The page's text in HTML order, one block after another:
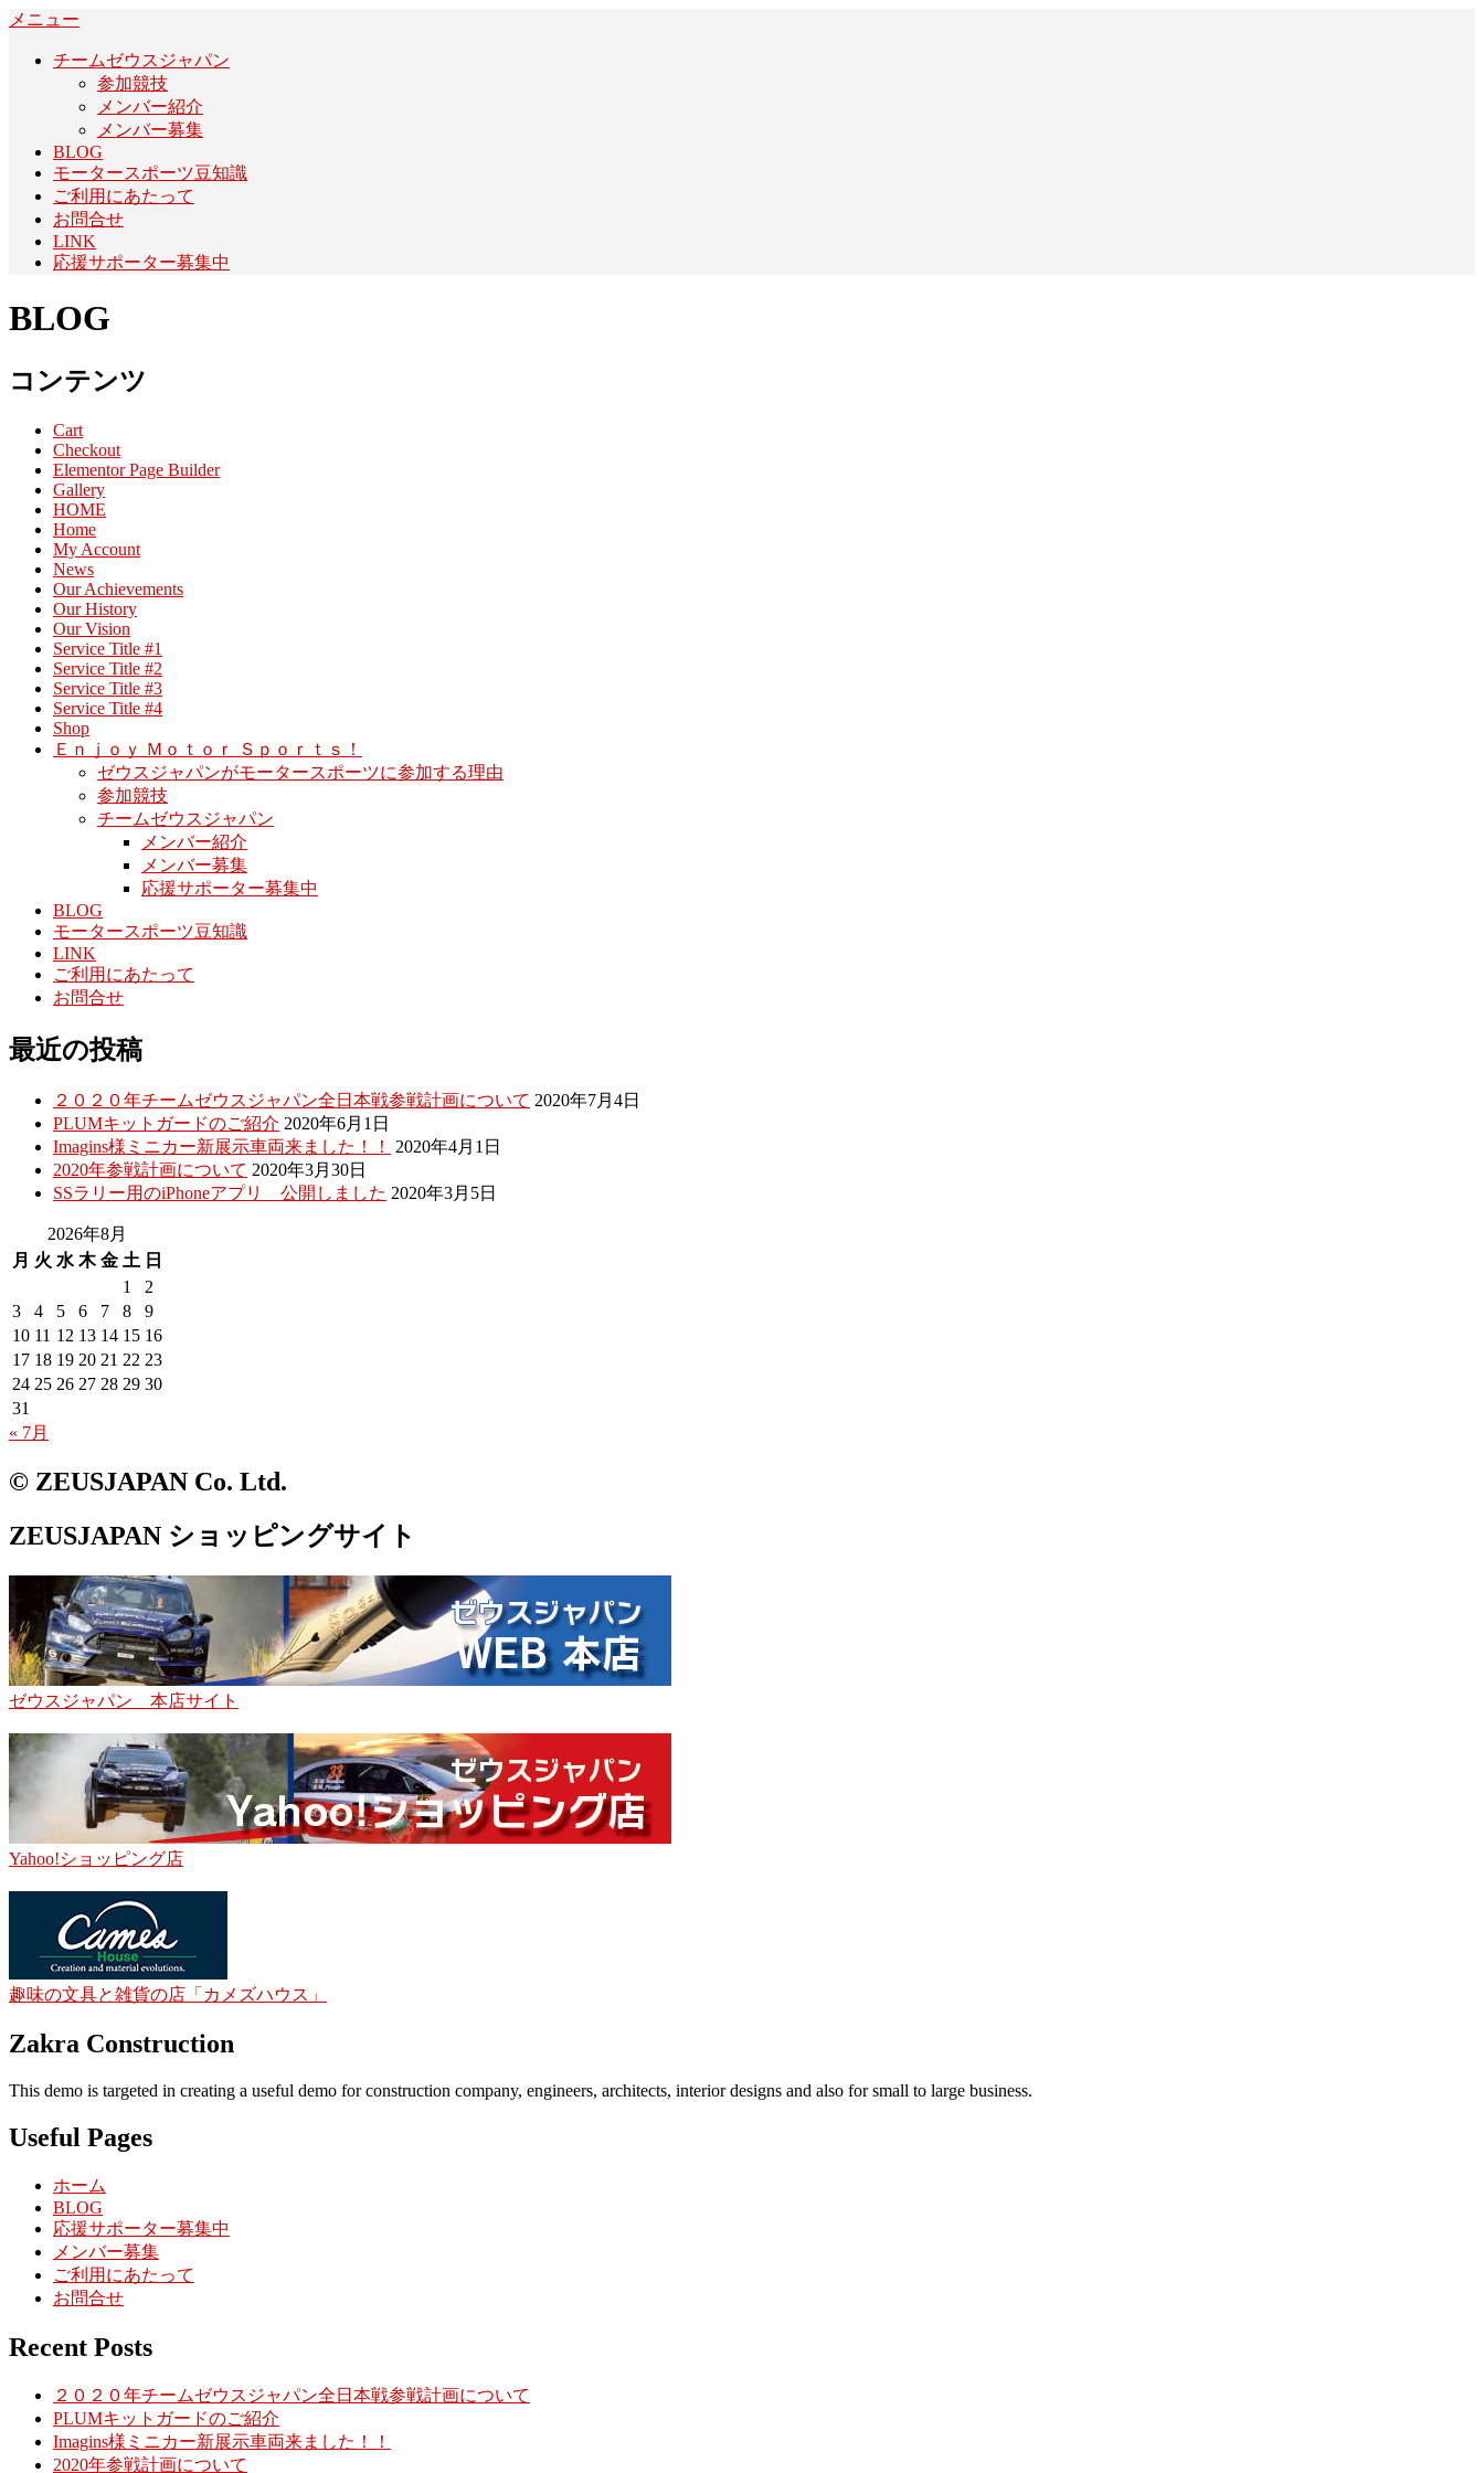
コ
メニュー
チームゼウスジャパン
参加競技
メンバー紹介
メンバー募集
BLOG
モータースポーツ豆知識
ご利用にあたって
お問合せ
LINK
応援サポーター募集中
BLOG
コンテンツ
Cart
Checkout
Elementor Page Builder
Gallery
HOME
Home
My Account
News
Our Achievements
Our History
Our Vision
Service Title #1
Service Title #2
Service Title #3
Service Title #4
Shop
Ｅｎｊｏｙ Ｍｏｔｏｒ Ｓｐｏｒｔｓ！
ゼウスジャパンがモータースポーツに参加する理由
参加競技
チームゼウスジャパン
メンバー紹介
メンバー募集
応援サポーター募集中
BLOG
モータースポーツ豆知識
LINK
ご利用にあたって
お問合せ
最近の投稿
２０２０年チームゼウスジャパン全日本戦参戦計画について 2020年7月4日
PLUMキットガードのご紹介 2020年6月1日
Imagins様ミニカー新展示車両来ました！！
2020年4月1日
2020年参戦計画について 2020年3月30日
SSラリー用のiPhoneアプリ 公開しました 2020年3月5日
2026年8月
月 火 水 木 金 土 日
1
2
3
4 5 6 7 8
9
10 11 12 13 14 15 16
17 18 19 20 21 22 23
24 25 26 27 28 29 30
31
« 7月
© ZEUSJAPAN Co. Ltd.
ZEUSJAPAN ショッピングサイト
ゼウスジャパン 本店サイト
Yahoo!ショッピング店
趣味の文具と雑貨の店「カメズハウス」
Zakra Construction
This demo is targeted in creating a useful demo for construction company, engineers, architects, interior designs and also for small to large business.
Useful Pages
ホーム
BLOG
応援サポーター募集中
メンバー募集
ご利用にあたって
お問合せ
Recent Posts
２０２０年チームゼウスジャパン全日本戦参戦計画について
PLUMキットガードのご紹介
Imagins様ミニカー新展示車両来ました！！
2020年参戦計画について